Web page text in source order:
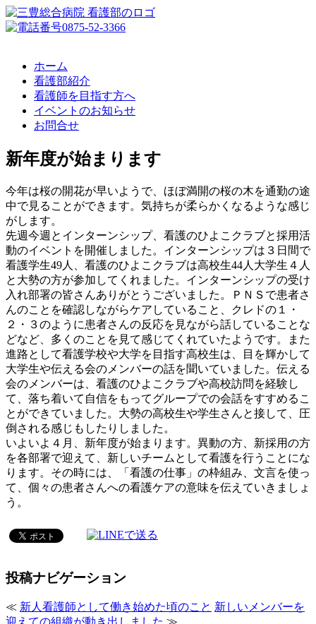
ホーム
看護部紹介
看護師を目指す方へ
イベントのお知らせ
お問合せ
新年度が始まります
今年は桜の開花が早いようで、ほぼ満開の桜の木を通勤の途
中で見ることができます。気持ちが柔らかくなるような感じ
がします。
先週今週とインターンシップ、看護のひよこクラブと採用活
動のイベントを開催しました。インターンシップは３日間で
看護学生49人、看護のひよこクラブは高校生44人大学生４人
と大勢の方が参加してくれました。インターンシップの受け
入れ部署の皆さんありがとうございました。ＰＮＳで患者さ
んのことを確認しながらケアしていること、クレドの１・
２・３のように患者さんの反応を見ながら話していることな
どなど、多くのことを見て感じてくれていたようです。また
進路として看護学校や大学を目指す高校生は、目を輝かして
大学生や伝える会のメンバーの話を聞いていました。伝える
会のメンバーは、看護のひよこクラブや高校訪問を経験し
て、落ち着いて自信をもってグループでの会話をすすめるこ
とができていました。大勢の高校生や学生さんと接して、圧
倒される感じもしたりしました。
いよいよ４月、新年度が始まります。異動の方、新採用の方
を各部署で迎えて、新しいチームとして看護を行うことにな
ります。その時には、「看護の仕事」の枠組み、文言を使っ
て、個々の患者さんへの看護ケアの意味を伝えていきましょ
う。
投稿ナビゲーション
≪ 新人看護師として働き始めた頃のこと 新しいメンバーを